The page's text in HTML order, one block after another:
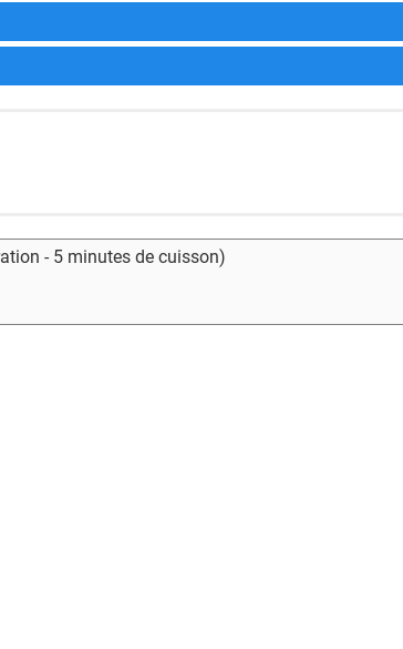
- 5 minutes de cuisson)